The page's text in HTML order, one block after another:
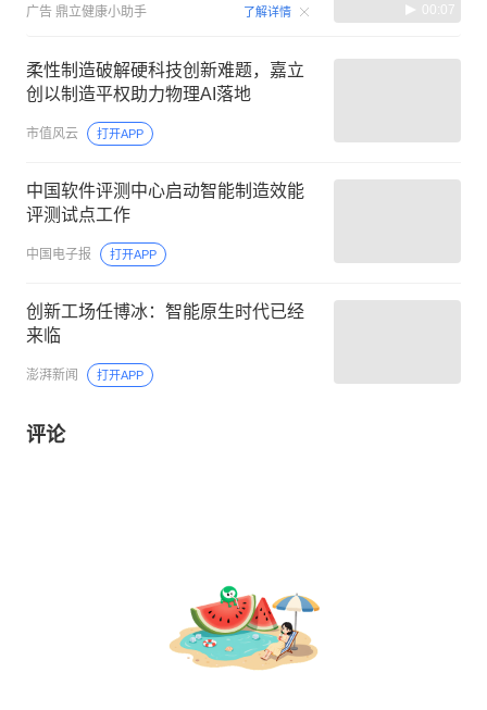
广告 鼎立健康小助手 了解详情 00:07
柔性制造破解硬科技创新难题，嘉立
创以制造平权助力物理AI落地
市值风云 打开APP
中国软件评测中心启动智能制造效能
评测试点工作
中国电子报 打开APP
创新工场任博冰：智能原生时代已经
来临
澎湃新闻 打开APP
评论